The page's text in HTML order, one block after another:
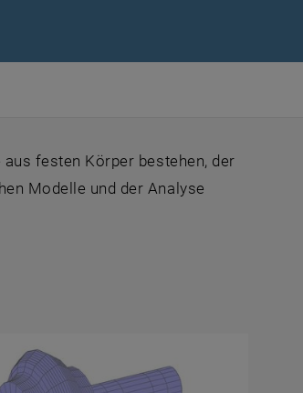
festen Körper bestehen, der
Modelle und der Analyse